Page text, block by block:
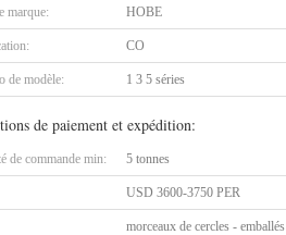
marque: HOBE
CO
de modèle: 1 3 5 séries
de paiement et expédition:
de commande min: 5 tonnes
USD 3600-3750 PER
morceaux de cercles - emballés